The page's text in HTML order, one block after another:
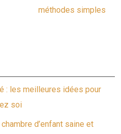
méthodes simples
: les meilleures idées pour
soi
d’enfant saine et